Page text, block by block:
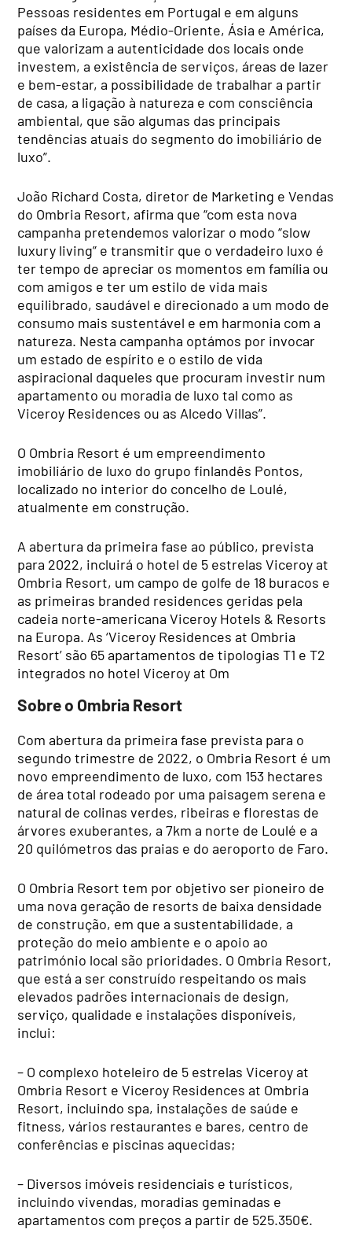
Pessoas residentes em Portugal e em alguns
países da Europa, Médio-Oriente, Ásia e América,
que valorizam a autenticidade dos locais onde
investem, a existência de serviços, áreas de lazer
e bem-estar, a possibilidade de trabalhar a partir
de casa, a ligação à natureza e com consciência
ambiental, que são algumas das principais
tendências atuais do segmento do imobiliário de
luxo”.
João Richard Costa, diretor de Marketing e Vendas
do Ombria Resort, afirma que “com esta nova
campanha pretendemos valorizar o modo “slow
luxury living” e transmitir que o verdadeiro luxo é
ter tempo de apreciar os momentos em família ou
com amigos e ter um estilo de vida mais
equilibrado, saudável e direcionado a um modo de
consumo mais sustentável e em harmonia com a
natureza. Nesta campanha optámos por invocar
um estado de espírito e o estilo de vida
aspiracional daqueles que procuram investir num
apartamento ou moradia de luxo tal como as
Viceroy Residences ou as Alcedo Villas”.
O Ombria Resort é um empreendimento
imobiliário de luxo do grupo finlandês Pontos,
localizado no interior do concelho de Loulé,
atualmente em construção.
A abertura da primeira fase ao público, prevista
para 2022, incluirá o hotel de 5 estrelas Viceroy at
Ombria Resort, um campo de golfe de 18 buracos e
as primeiras branded residences geridas pela
cadeia norte-americana Viceroy Hotels & Resorts
na Europa. As ‘Viceroy Residences at Ombria
Resort’ são 65 apartamentos de tipologias T1 e T2
integrados no hotel Viceroy at Om
Sobre o Ombria Resort
Com abertura da primeira fase prevista para o
segundo trimestre de 2022, o Ombria Resort é um
novo empreendimento de luxo, com 153 hectares
de área total rodeado por uma paisagem serena e
natural de colinas verdes, ribeiras e florestas de
árvores exuberantes, a 7km a norte de Loulé e a
20 quilómetros das praias e do aeroporto de Faro.
O Ombria Resort tem por objetivo ser pioneiro de
uma nova geração de resorts de baixa densidade
de construção, em que a sustentabilidade, a
proteção do meio ambiente e o apoio ao
património local são prioridades. O Ombria Resort,
que está a ser construído respeitando os mais
elevados padrões internacionais de design,
serviço, qualidade e instalações disponíveis,
inclui:
– O complexo hoteleiro de 5 estrelas Viceroy at
Ombria Resort e Viceroy Residences at Ombria
Resort, incluindo spa, instalações de saúde e
fitness, vários restaurantes e bares, centro de
conferências e piscinas aquecidas;
– Diversos imóveis residenciais e turísticos,
incluindo vivendas, moradias geminadas e
apartamentos com preços a partir de 525.350€.